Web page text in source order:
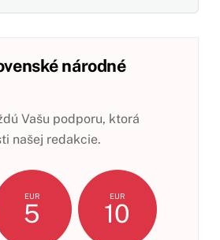
národné
Vašu podporu, ktorá
našej redakcie.
EUR
5
EUR
10